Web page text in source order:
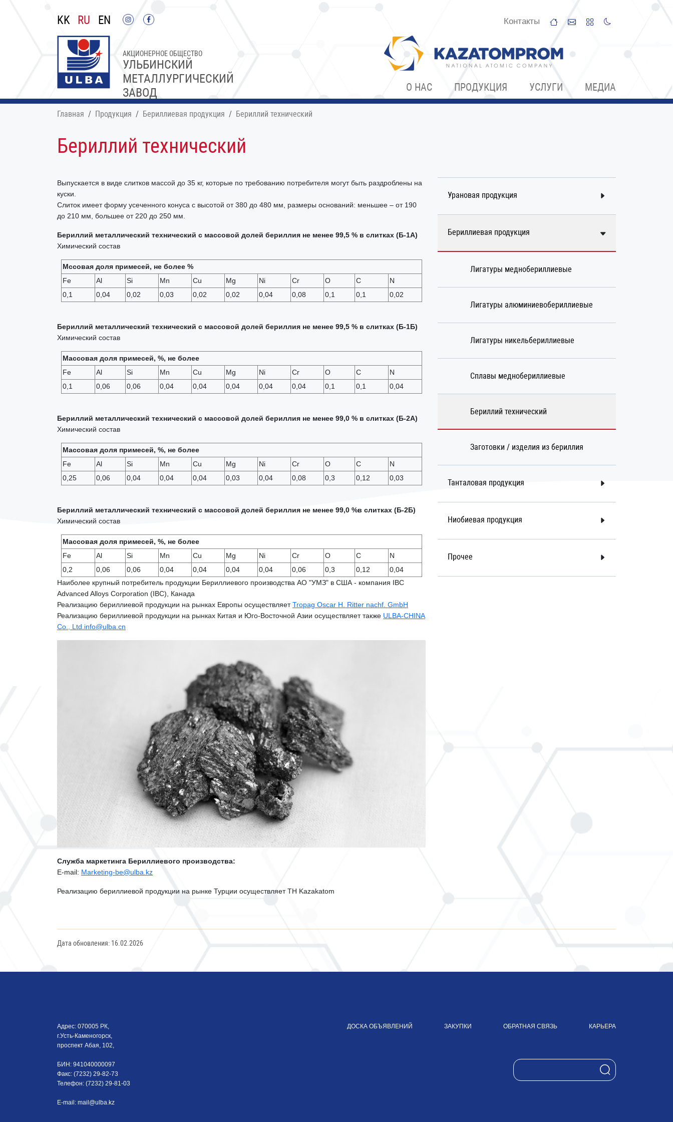
KK RU EN Контакты
УЛЬБИНСКИЙ
МЕТАЛЛУРГИЧЕСКИЙ
ЗАВОД
АКЦИОНЕРНОЕ ОБЩЕСТВО
О НАС ПРОДУКЦИЯ УСЛУГИ МЕДИА
Главная Продукция Бериллиевая продукция Бериллий технический
Бериллий технический
Выпускается в виде слитков массой до 35 кг, которые по требованию потребителя могут быть раздроблены на
куски.
Слиток имеет форму усеченного конуса с высотой от 380 до 480 мм, размеры оснований: меньшее – от 190
до 210 мм, большее от 220 до 250 мм.
Бериллий металлический технический с массовой долей бериллия не менее 99,5 % в слитках (Б-1А)
Химический состав
Мссовая доля примесей, не более %
Fe
Al Si Mn Cu Mg Ni Cr O C
N
0,1
0,04 0,02 0,03 0,02 0,02 0,04 0,08 0,1 0,1 0,02
Бериллий металлический технический с массовой долей бериллия не менее 99,5 % в слитках (Б-1Б)
Химический состав
Массовая доля примесей, %, не более
Fe
Al Si Mn Cu Mg Ni Cr O C
N
0,1
0,06 0,06 0,04 0,04 0,04 0,04 0,04 0,1 0,1 0,04
Бериллий металлический технический с массовой долей бериллия не менее 99,0 % в слитках (Б-2А)
Химический состав
Массовая доля примесей, %, не более
Fe
Al Si Mn Cu Mg Ni Cr O C
N
0,25
0,06 0,04 0,04 0,04 0,03 0,04 0,08 0,3 0,12 0,03
Бериллий металлический технический с массовой долей бериллия не менее 99,0 %в слитках (Б-2Б)
Химический состав
Массовая доля примесей, %, не более
Fe
Al Si Mn Cu Mg Ni Cr O C
N
0,2
0,06 0,06 0,04 0,04 0,04 0,04 0,06 0,3 0,12
0,04
Наиболее крупный потребитель продукции Бериллиевого производства АО "УМЗ" в США - компания IBC
Advanced Alloys Corporation (IBC), Канада
Реализацию бериллиевой продукции на рынках Европы осуществляетTropag Oscar H. Ritter nachf. GmbH
Реализацию бериллиевой продукции на рынках Китая и Юго-Восточной Азии осуществляет также ULBA-CHINA
Co., Ltd. info@ulba.cn
Cлужба маркетинга Бериллиевого производства:
E-mail: Marketing-be@ulba.kz
Реализацию бериллиевой продукции на рынке Турции осуществляетTH Kazakatom
Урановая продукция
Бериллиевая продукция
Лигатуры меднобериллиевые
Лигатуры алюминиевобериллиевые
Лигатуры никельбериллиевые
Сплавы меднобериллиевые
Бериллий технический
Заготовки / изделия из бериллия
Танталовая продукция
Ниобиевая продукция
Прочее
Дата обновления: 16.02.2026
Адрес: 070005 РК,
г.Усть-Каменогорск,
проспект Абая, 102,
БИН: 941040000097
Факс: (7232) 29-82-73
Телефон: (7232) 29-81-03
E-mail: mail@ulba.kz
ДОСКА ОБЪЯВЛЕНИЙ ЗАКУПКИ ОБРАТНАЯ СВЯЗЬ КАРЬЕРА